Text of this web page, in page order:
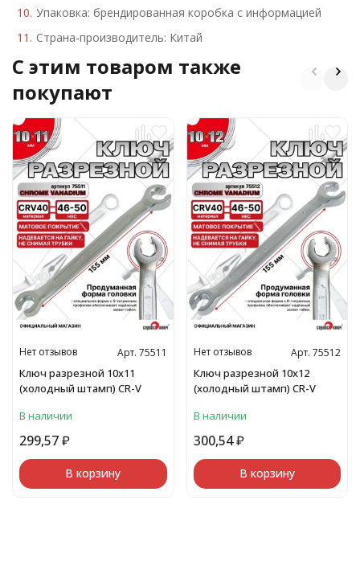
Упаковка: брендированная коробка с информацией
Страна-производитель: Китай
C этим товаром также
покупают
Ключ разрезной 10х11
(холодный штамп) CR-V
В наличии
Нет отзывов Арт. 75511
299,57₽
В корзину
Ключ разрезной 10х12
(холодный штамп) CR-V
В наличии
Нет отзывов Арт. 75512
300,54 ₽
В корзину